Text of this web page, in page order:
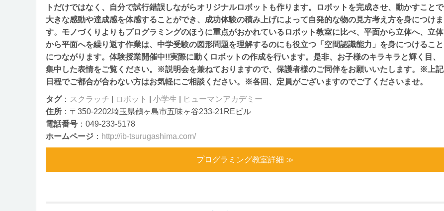
トだけではなく、自分で試行錯誤しながらオリジナルロボットも作ります。ロボットを完成させ、動かすことで
大きな感動や達成感を体感することができ、成功体験の積み上げによって自発的な物の見方考え方を身につけま
す。モノづくりよりもプログラミングのほうに重点がおかれているロボット教室に比べ、平面から立体へ、立体
から平面へを繰り返す作業は、中学受験の図形問題を理解するのにも役立つ「空間認識能力」を身につけること
につながります。体験授業開催中!!実際に動くロボットの作成を行います。是非、お子様のキラキラと輝く目、
集中した表情をご覧ください。※説明会を兼ねておりますので、保護者様のご同伴をお願いいたします。※上記
日程でご都合が合わない方はお気軽にご相談ください。※各回、定員がございますのでご了くださいませ。
タグ： スクラッチ ロボット 小学生
ヒューマンアカデミー
住所 ：〒350-2202埼玉県鶴ヶ島市五味ヶ谷233-21REビル
電話番号 ：049-233-5178
ホームページ ： http://ib-tsurugashima.com/
プログラミング教室詳細 ≫